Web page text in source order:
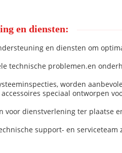
en diensten:
en diensten om
technische problemen.en
worden
speciaal ontworpen
dienstverlening ter plaatse
support- en